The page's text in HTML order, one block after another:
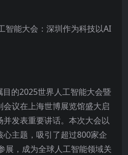
智能大会：深圳作为科技以AI
的2025世界人工智能大会暨
会议在上海世博展览馆盛大启
发表重要讲话。本次大会以
心主题，吸引了超过800家企
展，成为全球人工智能领域关